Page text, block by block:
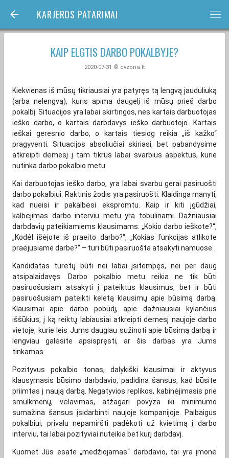
KARJEROS PATARIMAI bars
KAIP ELGTIS DARBO POKALBYJE?
2020-07-31 © cvzona.lt
Kiekvienas iš mūsų tikriausiai yra patyręs tą lengvą jauduliuką
(arba nelengvą), kuris apima daugelį iš mūsų prieš darbo
pokalbį. Situacijos yra labai skirtingos, nes kartais darbuotojas
ieško darbo, o kartais darbdavys ieško darbuotojo. Kartais
ieškai geresnio darbo, o kartais tiesiog reikia „iš kažko“
pragyventi. Situacijos absoliučiai skiriasi, bet pabandysime
atkreipti dėmesį į tam tikrus labai svarbius aspektus, kurie
nutinka darbo pokalbio metu.
Kai darbuotojas ieško darbo, yra labai svarbu gerai pasiruošti
darbo pokalbiui. Raktinis žodis yra pasiruošti. Klaidinga manyti,
kad nueisi ir pakalbėsi ekspromtu. Kaip ir kiti įgūdžiai,
kalbėjimas darbo interviu metu yra tobulinami. Dažniausiai
darbdavių pateikiamiems klausimams: „Kokio darbo ieškote?“,
„Kodėl išėjote iš praeito darbo?“, „Kokias funkcijas atlikote
praėjusiame darbe?“ – turi būti pasiruošta atsakyti namuose.
Kandidatas turėtų būti nei labai įsitempęs, nei per daug
atsipalaidavęs. Darbo pokalbio metu reikia ne tik būti
pasiruošusiam atsakyti į pateiktus klausimus, bet ir būti
pasiruošusiam pateikti keletą klausimų apie būsimą darbą.
Klausimai apie darbo pobūdį, apie dažniausiai kylančius
iššūkius, į ką reiktų labiausiai atkreipti dėmesį naujoje darbo
vietoje, kurie leis Jums daugiau sužinoti apie būsimą darbą ir
lengviau galėsite apsispręsti, ar šis darbas yra Jums
tinkamas.
Pozityvus pokalbio tonas, dalykiški klausimai ir aktyvus
klausymasis būsimo darbdavio, padidina šansus, kad būsite
priimtas į naują darbą. Negatyvios replikos, kabinėjimasis prie
smulkmenų, vėlavimas, atžagari povyza iki minimumo
sumažina šansus įsidarbinti naujoje kompanijoje. Paibaigus
pokalbiui, privalu nepamiršti padėkoti už kvietimą į darbo
interviu, tai labai pozityviai nuteikia bet kurį darbdavį.
Kuomet Jūs esate „medžiojamas“ darbdavio, tai yra įmonė